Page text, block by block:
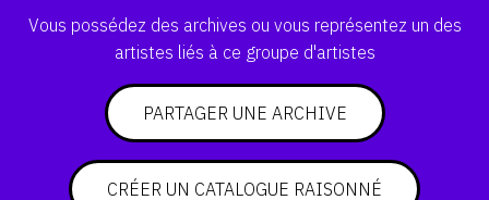
ABONNEMENTS DÉDIÉS AUX GALERISTES
CRÉER SON SITE ARTISTE
CRÉER SON CATALOGUE D'EXPO
PUBLIER SES EXPOSITIONS
Vous possédez des archives ou vous représentez un des
artistes liés à ce groupe d'artistes
PARTAGER UNE ARCHIVE
CRÉER UN CATALOGUE RAISONNÉ